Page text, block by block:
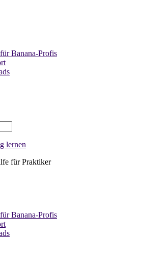
Banana-Profis
lernen
für Praktiker
Banana-Profis